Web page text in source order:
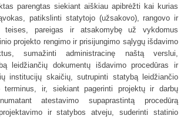
parengtas siekiant aiškiau apibrėžti kai kurias
patikslinti statytojo (užsakovo), rangovo ir
teises, pareigas ir atsakomybę už vykdomus
projekto rengimo ir prisijungimo sąlygų išdavimo
sumažinti administracinę naštą verslui,
leidžiančių dokumentų išdavimo procedūras ir
institucijų skaičių, sutrupinti statybą leidžiančio
terminus, ir, siekiant pagerinti projektų ir darbų
atestavimo supaprastintą procedūrą
ir statybos atveju, suderinti statinio